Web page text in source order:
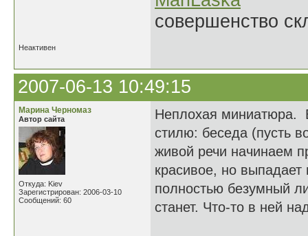
совершенство
Неактивен
2007-06-13 10:49:15
Марина Черномаз
Автор сайта
Откуда: Kiev
Зарегистрирован: 2006-03-10
Сообщений: 60
Неплохая миниатюра.
стилю: беседа (пусть
живой речи начинаем
красивое, но выпадает
полностью безумный
станет. Что-то в ней